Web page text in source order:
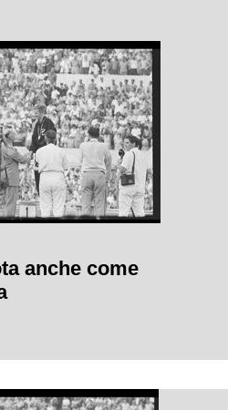
anche come